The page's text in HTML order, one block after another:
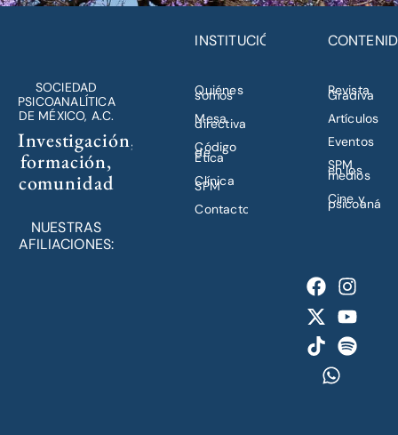
SOCIEDAD
PSICOANALÍTICA
DE MÉXICO, A.C.
Investigación,
formación,
comunidad
NUESTRAS
AFILIACIONES:
INSTITUCIÓN
Quiénes
somos
Mesa
directiva
Código
de
Ética
Clínica
SPM
Contacto
Revista
Gradiva
Artículos
Eventos
SPM
en los
medios
Cine y